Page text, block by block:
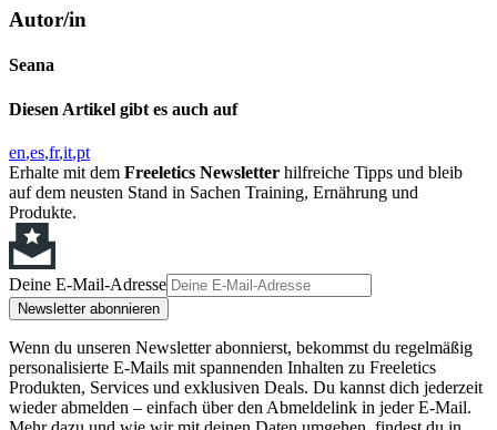
Autor/in
Seana
Diesen Artikel gibt es auch auf
en es fr it pt
Erhalte mit dem Freeletics Newsletter hilfreiche Tipps und bleib
auf dem neusten Stand in Sachen Training, Ernährung und
Produkte.
Deine E-Mail-Adresse
Newsletter abonnieren
Wenn du unseren Newsletter abonnierst, bekommst du regelmäßig
personalisierte E-Mails mit spannenden Inhalten zu Freeletics
Produkten, Services und exklusiven Deals. Du kannst dich jederzeit
wieder abmelden – einfach über den Abmeldelink in jeder E-Mail.